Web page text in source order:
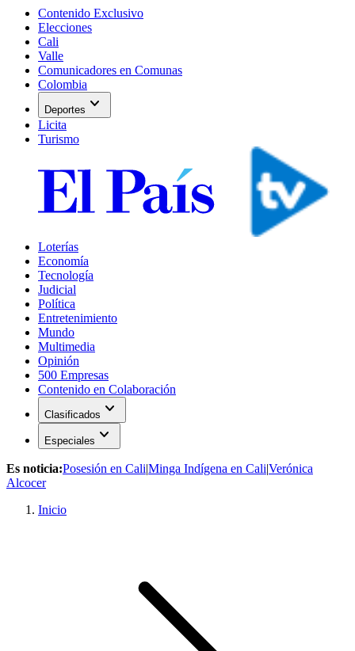
Contenido Exclusivo
Elecciones
Cali
Valle
Comunicadores en Comunas
Colombia
Deportes expand_more
Licita
Turismo
Loterías
Economía
Tecnología
Judicial
Política
Entretenimiento
Mundo
Multimedia
Opinión
500 Empresas
Contenido en Colaboración
Clasificados expand_more
Especiales expand_more
Es noticia:Posesión en Cali|Minga Indígena en Cali|Verónica
Alcocer
Inicio